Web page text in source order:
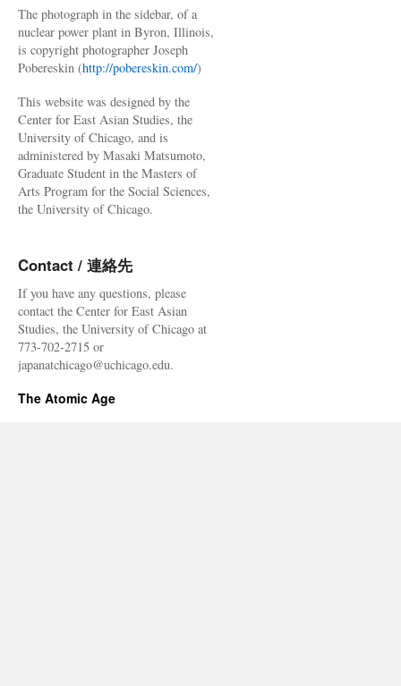
The photograph in the sidebar, of a
nuclear power plant in Byron, Illinois,
is copyright photographer Joseph
Pobereskin (http://pobereskin.com/)
This website was designed by the
Center for East Asian Studies, the
University of Chicago, and is
administered by Masaki Matsumoto,
Graduate Student in the Masters of
Arts Program for the Social Sciences,
the University of Chicago.
Contact / 連絡先
If you have any questions, please
contact the Center for East Asian
Studies, the University of Chicago at
773-702-2715 or
japanatchicago@uchicago.edu.
The Atomic Age